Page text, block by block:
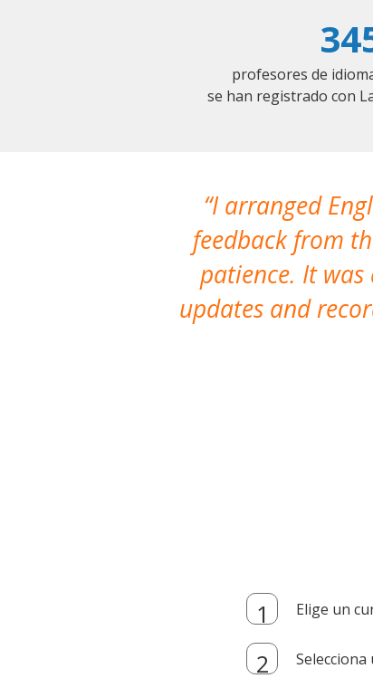
profesores de
se han registrado con
I arranged
feedback from
patience. It
updates and
Elige un